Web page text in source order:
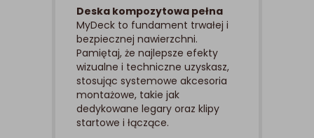
Deska kompozytowa pełna
MyDeck to fundament trwałej i
bezpiecznej nawierzchni.
Pamiętaj, że najlepsze efekty
wizualne i techniczne uzyskasz,
stosując systemowe akcesoria
montażowe, takie jak
dedykowane legary oraz klipy
startowe i łączące.